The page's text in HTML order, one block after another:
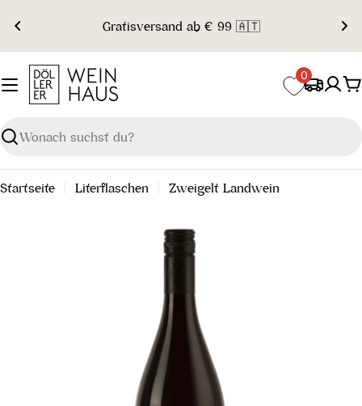
Inhalt
springen
Gratisversand ab € 99 🇦🇹
Suchen
0
Startseite Literflaschen Zweigelt Landwein